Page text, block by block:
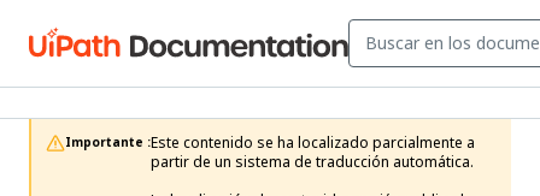
Importante :Este contenido se ha localizado parcialmente a
partir de un sistema de traducción automática.